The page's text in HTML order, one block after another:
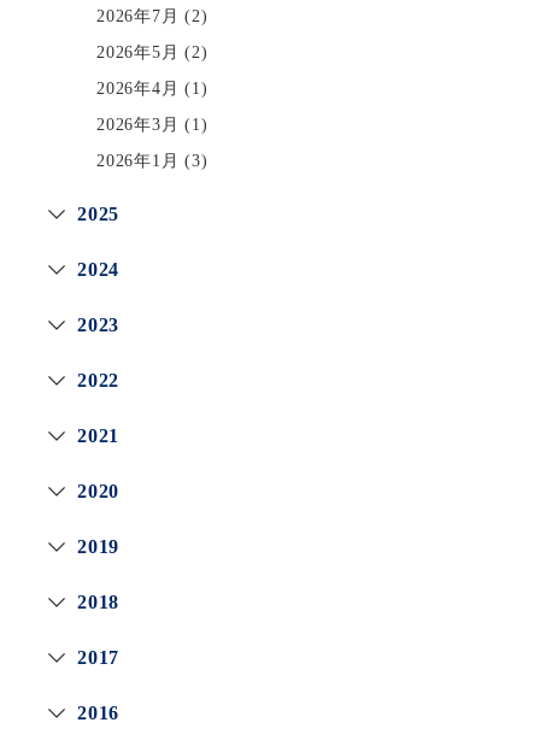
2026年7月 (2)
2026年5月 (2)
2026年4月 (1)
2026年3月 (1)
2026年1月 (3)
2025
2024
2023
2022
2021
2020
2019
2018
2017
2016